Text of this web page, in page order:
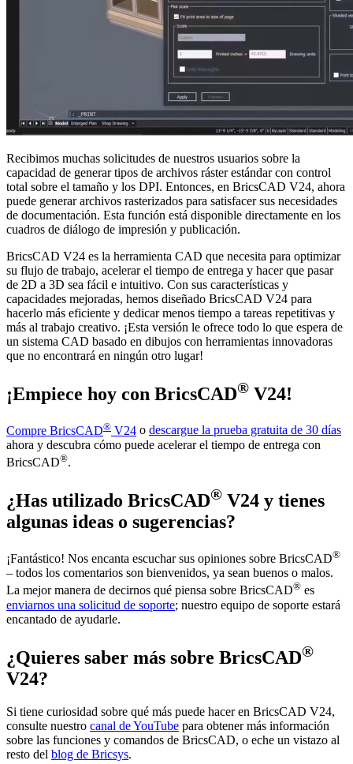
Recibimos muchas solicitudes de nuestros usuarios sobre la
capacidad de generar tipos de archivos ráster estándar con control
total sobre el tamaño y los DPI. Entonces, en BricsCAD V24, ahora
puede generar archivos rasterizados para satisfacer sus necesidades
de documentación. Esta función está disponible directamente en los
cuadros de diálogo de impresión y publicación.
BricsCAD V24 es la herramienta CAD que necesita para optimizar
su flujo de trabajo, acelerar el tiempo de entrega y hacer que pasar
de 2D a 3D sea fácil e intuitivo. Con sus características y
capacidades mejoradas, hemos diseñado BricsCAD V24 para
hacerlo más eficiente y dedicar menos tiempo a tareas repetitivas y
más al trabajo creativo. ¡Esta versión le ofrece todo lo que espera de
un sistema CAD basado en dibujos con herramientas innovadoras
que no encontrará en ningún otro lugar!
¡Empiece hoy con BricsCAD® V24!
Compre BricsCAD® V24 o descargue la prueba gratuita de 30 días
ahora y descubra cómo puede acelerar el tiempo de entrega con
BricsCAD®.
¿Has utilizado BricsCAD® V24 y tienes
algunas ideas o sugerencias?
¡Fantástico! Nos encanta escuchar sus opiniones sobre BricsCAD®
– todos los comentarios son bienvenidos, ya sean buenos o malos.
La mejor manera de decirnos qué piensa sobre BricsCAD® es
enviarnos una solicitud de soporte; nuestro equipo de soporte estará
encantado de ayudarle.
¿Quieres saber más sobre BricsCAD®
V24?
Si tiene curiosidad sobre qué más puede hacer en BricsCAD V24,
consulte nuestro canal de YouTube para obtener más información
sobre las funciones y comandos de BricsCAD, o eche un vistazo al
resto del blog de Bricsys.